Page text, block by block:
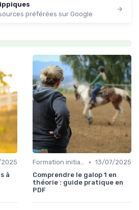
préférées sur Google
à
Formation initiale • 13/07/2025
Comprendre le galop 1 en
théorie : guide pratique en
PDF